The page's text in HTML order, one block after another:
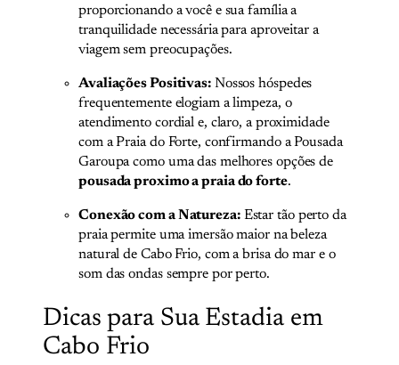
proporcionando a você e sua família a
tranquilidade necessária para aproveitar a
viagem sem preocupações.
Avaliações Positivas:Nossos hóspedes
frequentemente elogiam a limpeza, o
atendimento cordial e, claro, a proximidade
com a Praia do Forte, confirmando a Pousada
Garoupa como uma das melhores opções de
pousada proximo a praia do forte.
Conexão com a Natureza:Estar tão perto da
praia permite uma imersão maior na beleza
natural de Cabo Frio, com a brisa do mar e o
som das ondas sempre por perto.
Dicas para Sua Estadia em
Cabo Frio